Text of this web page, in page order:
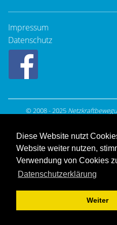
Diese Website nutzt
Website weiter nutzen,
Verwendung von Cookies
Datenschutzerklärung
Weiter
Impressum
Datenschutz
© 2008 - 2025